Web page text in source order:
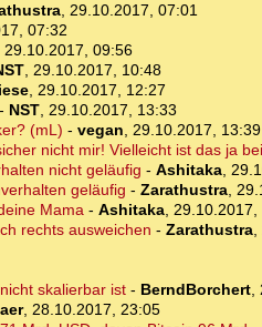
, 29.10.2017, 07:01
07:32
29.10.2017, 09:56
, 29.10.2017, 10:48
, 29.10.2017, 12:27
- NST, 29.10.2017, 13:33
(mL) - vegan, 29.10.2017, 13:39
nicht mir! Vielleicht ist das ja
nicht geläufig - Ashitaka,
geläufig - Zarathustra,
Mama- Ashitaka, 29.10.2017,
rechts ausweichen - Zarathustra,
skalierbar ist- BerndBorchert,
, 28.10.2017, 23:05